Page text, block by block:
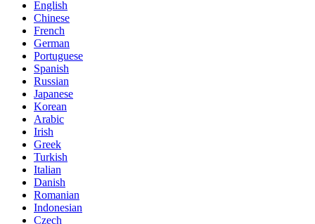
English
Chinese
French
German
Portuguese
Spanish
Russian
Japanese
Korean
Arabic
Irish
Greek
Turkish
Italian
Danish
Romanian
Indonesian
Czech